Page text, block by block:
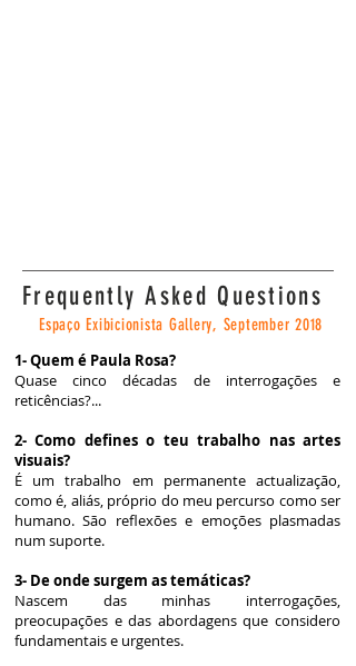
Frequently Asked Questions
Espaço Exibicionista Gallery, September 2018
1- Quem é Paula Rosa?
Quase cinco décadas de interrogações e
reticências?...
2- Como defines o teu trabalho nas artes
visuais?
É um trabalho em permanente actualização,
como é, aliás, próprio do meu percurso como ser
humano. São reflexões e emoções plasmadas
num suporte.
3- De onde surgem as temáticas?
Nascem das minhas interrogações,
preocupações e das abordagens que considero
fundamentais e urgentes.